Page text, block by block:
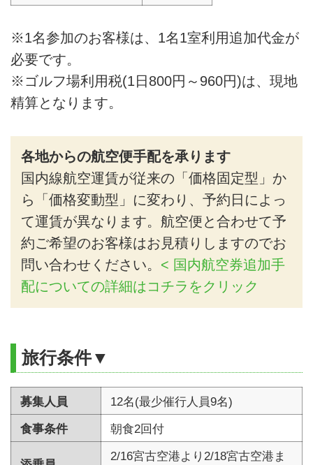
※1名参加のお客様は、1名1室利用追加代金が
必要です。
※ゴルフ場利用税(1日800円～960円)は、現地
精算となります。
各地からの航空便手配を承ります
国内線航空運賃が従来の「価格固定型」か
ら「価格変動型」に変わり、予約日によっ
て運賃が異なります。航空便と合わせて予
約ご希望のお客様はお見積りしますのでお
問い合わせください。 < 国内航空券追加手
配についての詳細はコチラをクリック
旅行条件▼
募集人員
12名(最少催行人員9名)
食事条件
朝食2回付
2/16宮古空港より2/18宮古空港ま